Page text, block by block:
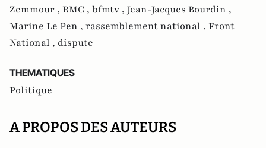
Zemmour , RMC , bfmtv , Jean-Jacques Bourdin ,
Marine Le Pen , rassemblement national , Front
National , dispute
THEMATIQUES
Politique
A PROPOS DES AUTEURS